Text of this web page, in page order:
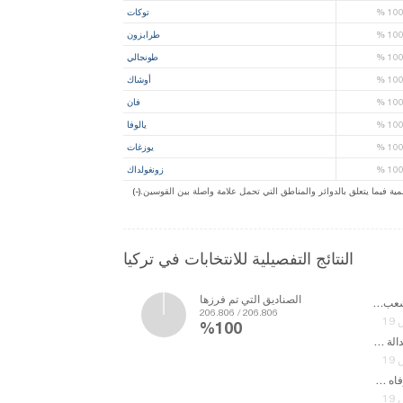
توكات %100
طرابزون %100
طونجالي %100
أوشاك %100
فان %100
يالوفا %100
يوزغات %100
زونغولداك %100
فيما يتعلق بالدوائر والمناطق التي تحمل علامة واصلة بين القوسين
النتائج التفصيلية للانتخابات في تركيا
الصناديق التي تم فرزها
206.806 / 206.806
%100
حزب الشعب الجمهوري
حزب العدالة والتنمية
حزب الرفاه من جديد